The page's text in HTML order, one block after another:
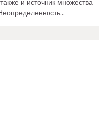
и источник множества